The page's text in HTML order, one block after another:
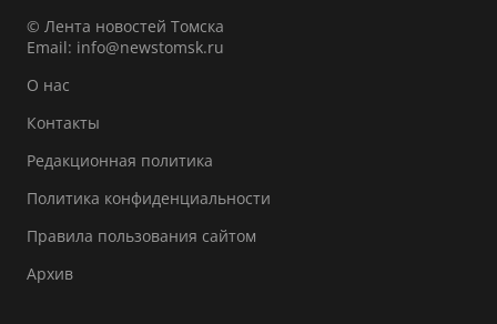
© Лента новостей Томска
Email: info@newstomsk.ru
О нас
Контакты
Редакционная политика
Политика конфиденциальности
Правила пользования сайтом
Архив